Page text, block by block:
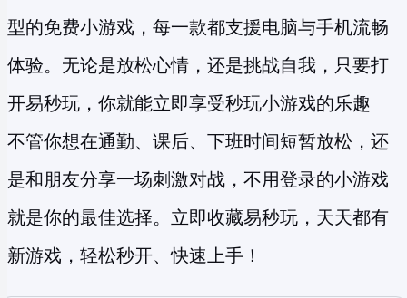
型的免费小游戏 ，每一款都支援电脑与手机流畅
体验。无论是放松心情，还是挑战自我，只要打
开易秒玩，你就能立即享受秒玩小游戏的乐趣
不管你想在通勤、课后、下班时间短暂放松，还
是和朋友分享一场刺激对战，不用登录的小游戏
就是你的最佳选择。立即收藏易秒玩，天天都有
新游戏，轻松秒开、快速上手！